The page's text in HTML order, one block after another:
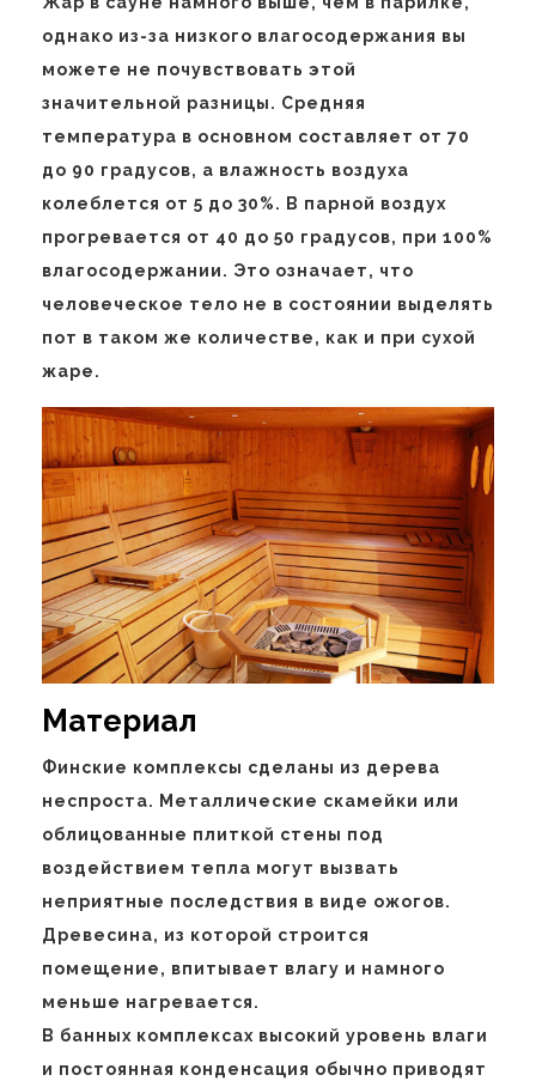
однако из-за низкого влагосодержания вы
можете не почувствовать этой
значительной разницы. Средняя
температура в основном составляет от 70
до 90 градусов, а влажность воздуха
колеблется от 5 до 30%. В парной воздух
прогревается от 40 до 50 градусов, при 100%
влагосодержании. Это означает, что
человеческое тело не в состоянии выделять
пот в таком же количестве, как и при сухой
жаре.
Материал
Финские комплексы сделаны из дерева
неспроста. Металлические скамейки или
облицованные плиткой стены под
воздействием тепла могут вызвать
неприятные последствия в виде ожогов.
Древесина, из которой строится
помещение, впитывает влагу и намного
меньше нагревается.
В банных комплексах высокий уровень влаги
и постоянная конденсация обычно приводят